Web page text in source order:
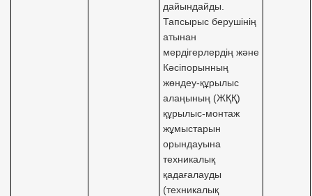
дайындайды.
Тапсырыс берушінің
атынан
мердігерлердің және
Кәсіпорынның
жөндеу-құрылыс
алаңының (ЖҚҚ)
құрылыс-монтаж
жұмыстарын
орындауына
техникалық
қадағалауды
(техникалық